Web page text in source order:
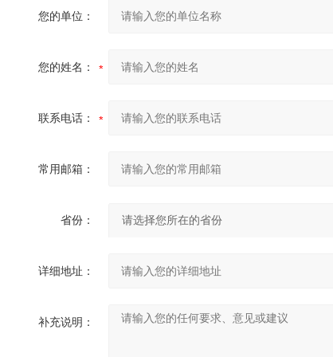
您的单位：
您的姓名：
联系电话：
常用邮箱：
省份：
详细地址：
补充说明：